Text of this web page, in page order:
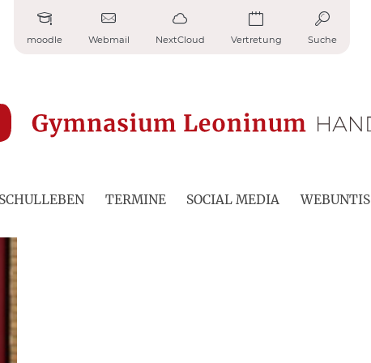
moodle Webmail NextCloud Vertretung Suche
SCHULLEBEN TERMINE SOCIAL MEDIA WEBUNTIS